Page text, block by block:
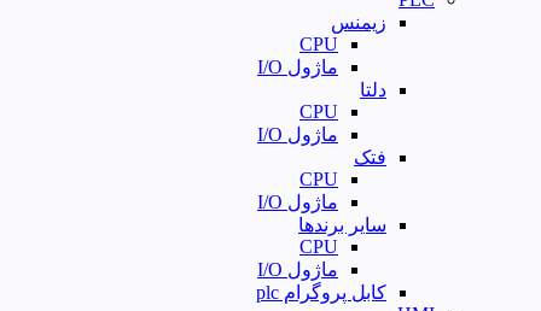
زیمنس
CPU
ماژول I/O
دلتا
CPU
ماژول I/O
فتک
CPU
ماژول I/O
سایر برندها
CPU
ماژول I/O
کابل پروگرام plc